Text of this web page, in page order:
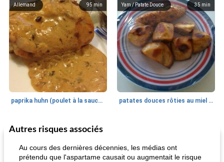
95 min
Allemand
paprika huhn (poulet à la sauce paprika).
35 min
Yam / Patate Douce
patates douces rôties au miel / kumara
25min
Petit déjeuner et brunch
Autres risques associés
Au cours des dernières décennies, les médias ont
prétendu que l'aspartame causait ou augmentait le risque